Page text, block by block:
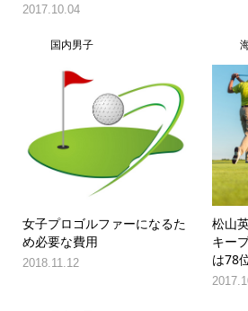
2017.10.04
国内男子
女子プロゴルファーになるた
め必要な費用
2018.11.12
松山
キー
は78